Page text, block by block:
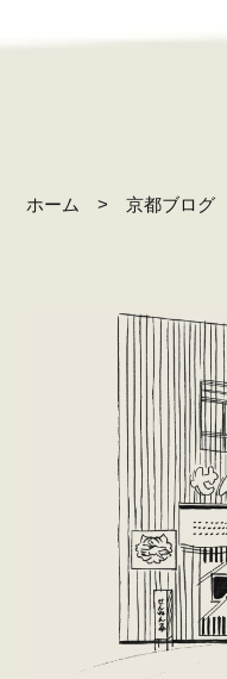
ホーム 京都ブログ